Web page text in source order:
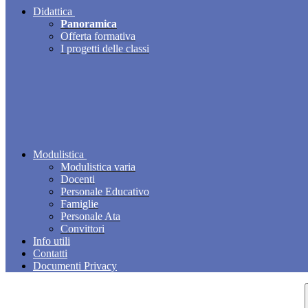
Didattica
Panoramica
Offerta formativa
I progetti delle classi
Modulistica
Modulistica varia
Docenti
Personale Educativo
Famiglie
Personale Ata
Convittori
Info utili
Contatti
Documenti Privacy